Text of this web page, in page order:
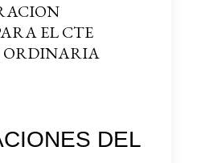
EL CTE
ORDINARIA
DEL